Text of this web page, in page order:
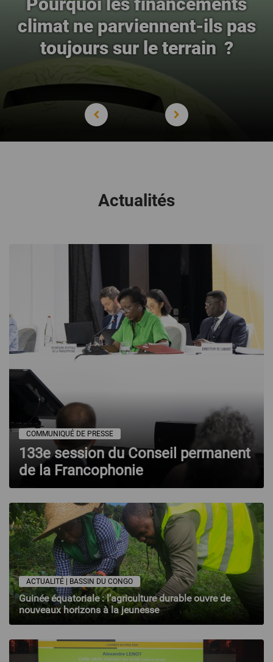
climat ne parviennent-ils pas
toujours sur le terrain ?
Actualités
COMMUNIQUÉ DE PRESSE
133e session du Conseil permanent
de la Francophonie
ACTUALITÉ | BASSIN DU CONGO
Guinée équatoriale : l’agriculture durable ouvre de
nouveaux horizons à la jeunesse